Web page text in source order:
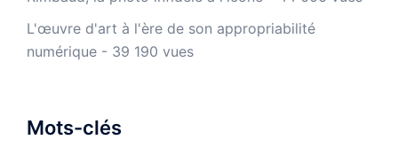
L'œuvre d'art à l'ère de son appropriabilité
numérique - 39 190 vues
Mots-clés